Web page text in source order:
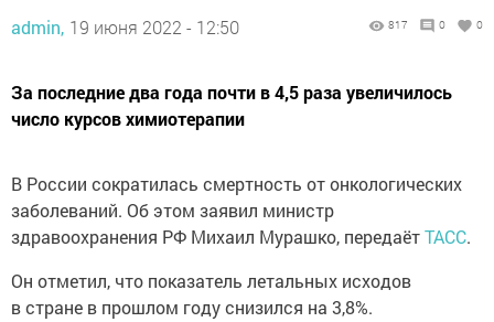
admin, 19 июня 2022 - 12:50 817 0 0
За последние два года почти в 4,5 раза увеличилось
число курсов химиотерапии
В России сократилась смертность от онкологических
заболеваний. Об этом заявил министр
здравоохранения РФ Михаил Мурашко, передаётТАСС.
Он отметил, что показатель летальных исходов
в стране в прошлом году снизился на 3,8%.